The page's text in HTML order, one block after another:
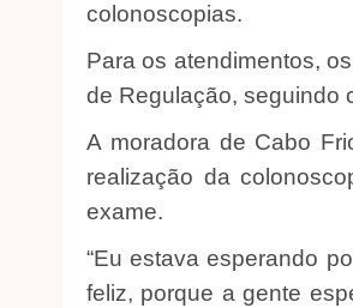
colonoscopias.
Para os atendimentos,
de Regulação, seguindo
A moradora de Cabo
realização da
exame.
“Eu estava esperando
feliz, porque a gente